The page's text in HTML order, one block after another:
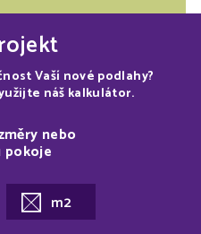
Vaší nové podlahy?
náš kalkulátor.
nebo
pokoje
m2